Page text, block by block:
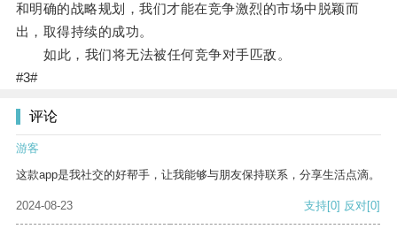
和明确的战略规划，我们才能在竞争激烈的市场中脱颖而
出，取得持续的成功。
如此，我们将无法被任何竞争对手匹敌。
#3#
评论
游客
这款app是我社交的好帮手，让我能够与朋友保持联系，分享生活点滴。
2024-08-23 支持[0] 反对[0]